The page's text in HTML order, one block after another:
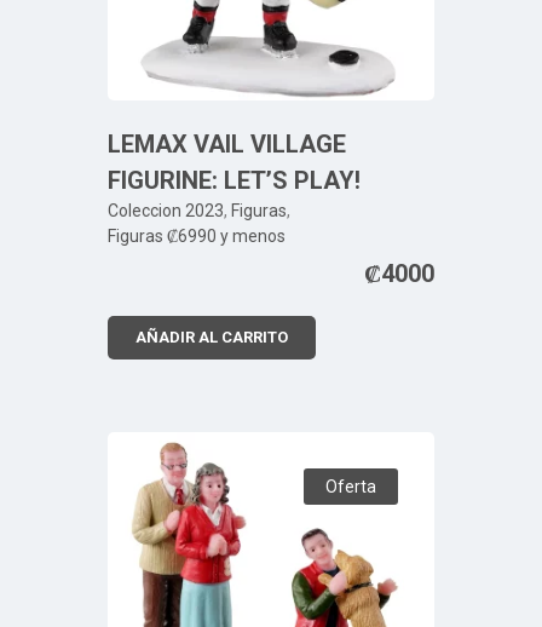
LEMAX VAIL VILLAGE
FIGURINE: LET’S PLAY!
Coleccion 2023, Figuras,
Figuras ₡6990 y menos
₡4000
AÑADIR AL CARRITO
Oferta